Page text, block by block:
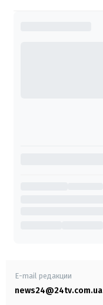
E-mail редакции
news24@24tv.com.ua